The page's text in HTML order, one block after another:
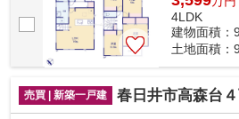
4LDK
建物面積：
土地面積：
売買 | 新築一戸建 春日井市高森台４丁目14-8『